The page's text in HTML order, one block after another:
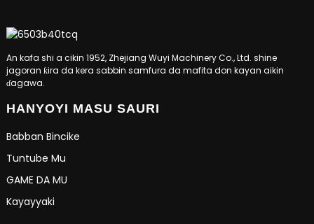
An kafa shi a cikin 1952, Zhejiang Wuyi Machinery Co., Ltd. shine
jagoran ƙira da kera sabbin samfura da mafita don kayan aikin
ɗagawa.
HANYOYI MASU SAURI
Babban Bincike
Tuntube Mu
GAME DA MU
Kayayyaki